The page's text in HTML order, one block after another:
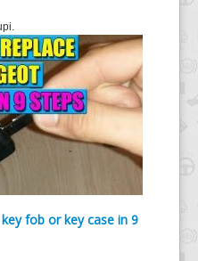
fob or key case in 9